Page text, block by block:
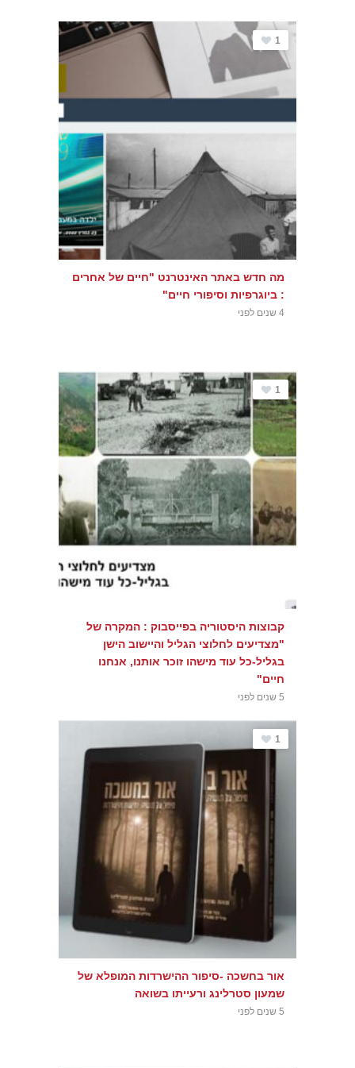
1
מה חדש באתר האינטרנט "חיים של אחרים
: ביוגרפיות וסיפורי חיים"
4 שנים לפני
1
קבוצות היסטוריה בפייסבוק : המקרה של
"מצדיעים לחלוצי הגליל והיישוב הישן
בגליל-כל עוד מישהו זוכר אותנו, אנחנו
חיים"
5 שנים לפני
1
אור בחשכה -סיפור ההישרדות המופלא של
שמעון סטרלינג ורעייתו בשואה
5 שנים לפני